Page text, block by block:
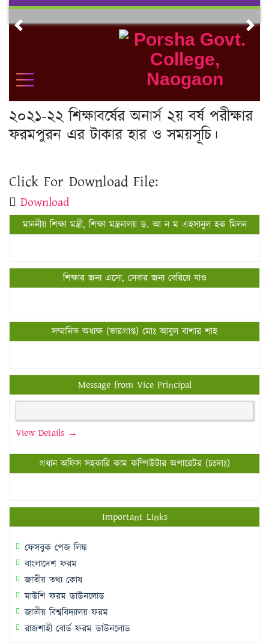
Skip
contentPrevious
২০২১-২২ শিক্ষাবর্ষের অনার্স ২য় বর্ষ পরীক্ষার
ফরমপুরন এর টাকার হার ও সময়সূচি।
Click For Download File:
Download
মাননীয় শিক্ষা মন্ত্রী, শিক্ষা মন্ত্রনালয় ড. আ ন ম এহসানুল হক মিলন
শিক্ষার জন্য এসো, সেবার জন্য বেরিয়ে যাও
সম্মানিত অধ্যক্ষ (ভারপ্রাপ্ত) মোঃ আবুল বাশার শাহ
Message from Vice Principal
View Details →
প্রধান অফিস সহকারি কাম কম্পিউটার অপারেটর (চঃদাঃ)
Important Links
ফেসবুক পেজ লিঙ্ক
বাংলাদেশ ফরম
জাতীয় তথ্য কোষ
মাউশি ফরম ডাউনলোড
জাতীয় বিশ্ববিদ্যালয় ফরম
রাজশাহী বোর্ড ফরম ডাউনলোড